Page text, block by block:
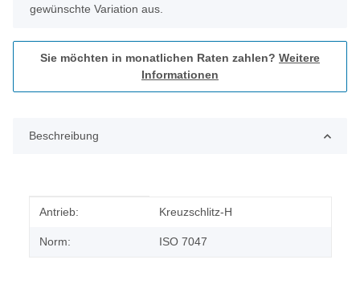
gewünschte Variation aus.
Sie möchten in monatlichen Raten zahlen? Weitere
Informationen
Beschreibung
Produkteigenschaft
Wert
Antrieb: Kreuzschlitz-H
Norm: ISO 7047